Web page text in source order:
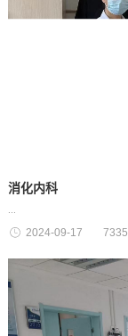
消化内科
2024-09-17 7335